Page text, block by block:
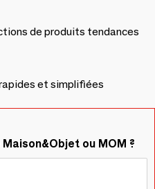
de produits tendances
et simplifiées
ou MOM ?